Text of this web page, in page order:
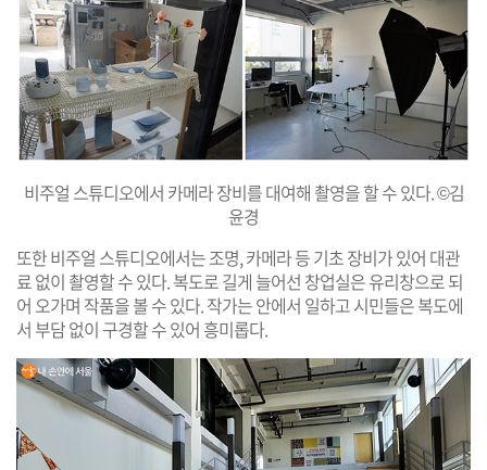
비주얼 스튜디오에서 카메라 장비를 대여해 촬영을 할 수 있다. ©김
윤경
또한 비주얼 스튜디오에서는 조명, 카메라 등 기초 장비가 있어 대관
료 없이 촬영할 수 있다. 복도로 길게 늘어선 창업실은 유리창으로 되
어 오가며 작품을 볼 수 있다. 작가는 안에서 일하고 시민들은 복도에
서 부담 없이 구경할 수 있어 흥미롭다.